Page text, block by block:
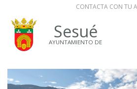
CONTACTA CON TU
Sesué
AYUNTAMIENTO DE